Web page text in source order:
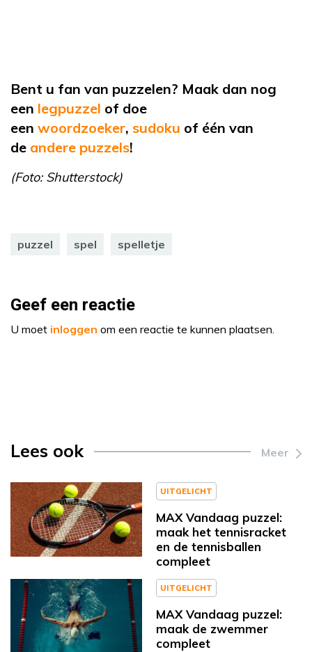
Bent u fan van puzzelen? Maak dan nog
een legpuzzel of doe
een woordzoeker, sudoku of één van
de andere puzzels!
(Foto: Shutterstock)
puzzel spel spelletje
Geef een reactie
U moet inloggen om een reactie te kunnen plaatsen.
Lees ook Meer
UITGELICHT
MAX Vandaag puzzel:
maak het tennisracket
en de tennisballen
compleet
UITGELICHT
MAX Vandaag puzzel:
maak de zwemmer
compleet